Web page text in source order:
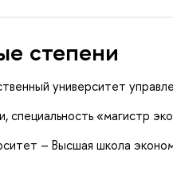
степени
университет
«магистр
– Высшая школа